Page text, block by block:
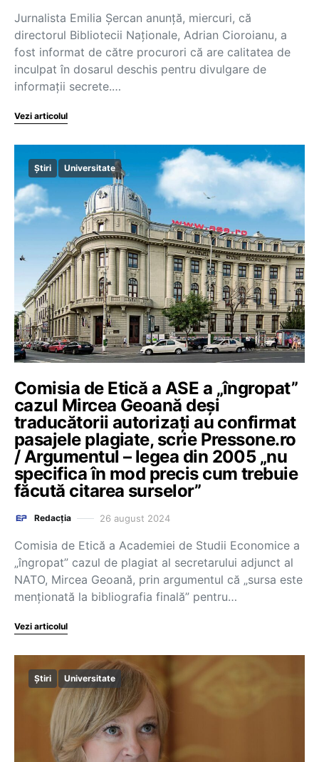
Jurnalista Emilia Şercan anunţă, miercuri, că
directorul Bibliotecii Naţionale, Adrian Cioroianu, a
fost informat de către procurori că are calitatea de
inculpat în dosarul deschis pentru divulgare de
informaţii secrete.…
Vezi articolul
Știri Universitate
Comisia de Etică a ASE a „îngropat”
cazul Mircea Geoană deși
traducătorii autorizați au confirmat
pasajele plagiate, scrie Pressone.ro
/ Argumentul – legea din 2005 „nu
specifica în mod precis cum trebuie
făcută citarea surselor”
Redacția 26 august 2024
Comisia de Etică a Academiei de Studii Economice a
„îngropat” cazul de plagiat al secretarului adjunct al
NATO, Mircea Geoană, prin argumentul că „sursa este
menționată la bibliografia finală” pentru…
Vezi articolul
Știri Universitate